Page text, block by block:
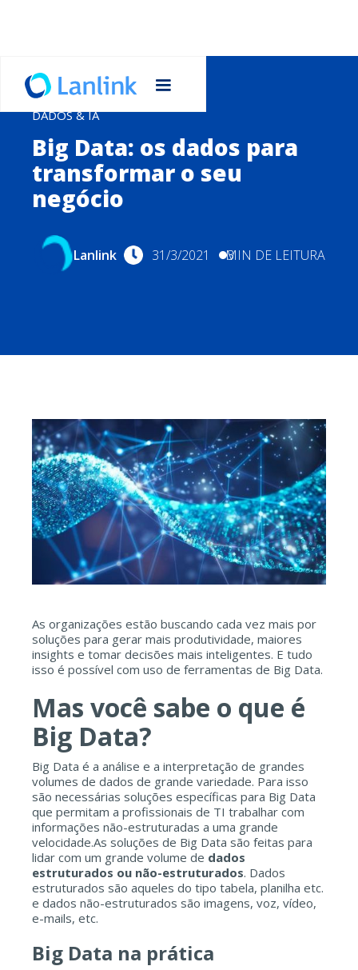
DADOS & IA
Big Data: os dados para
transformar o seu
negócio
Lanlink 31/3/2021 3
MIN DE LEITURA
As organizações estão buscando cada vez mais por
soluções para gerar mais produtividade, maiores
insights e tomar decisões mais inteligentes. E tudo
isso é possível com uso de ferramentas de Big Data.
Mas você sabe o que é
Big Data?
Big Data é a análise e a interpretação de grandes
volumes de dados de grande variedade. Para isso
são necessárias soluções específicas para Big Data
que permitam a profissionais de TI trabalhar com
informações não-estruturadas a uma grande
velocidade.As soluções de Big Data são feitas para
lidar com um grande volume de dados
estruturados ou não-estruturados. Dados
estruturados são aqueles do tipo tabela, planilha etc.
e dados não-estruturados são imagens, voz, vídeo,
e-mails, etc.
Big Data na prática